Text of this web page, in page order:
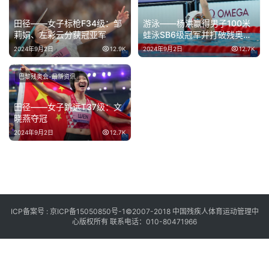
田径——女子标枪F34级：邹
莉娟、左彩云分获冠亚军
2024年9月2日 12.9K
游泳——杨洪赢得男子100米
蛙泳SB6级冠军并打破残奥会
纪录
2024年9月2日 12.7K
田径——女子跳远T37级：文
晓燕夺冠
2024年9月2日 12.7K
巴黎残奥会-最新资讯
ICP备案号 : 京ICP备15050850号-1 ©2007-2018 中国残疾人体育运动管理中
心版权所有 联系电话：010-80471966